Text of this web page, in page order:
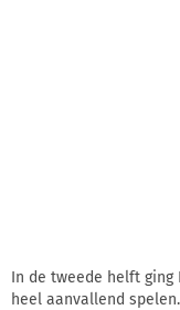
In de tweede helft ging
heel aanvallend